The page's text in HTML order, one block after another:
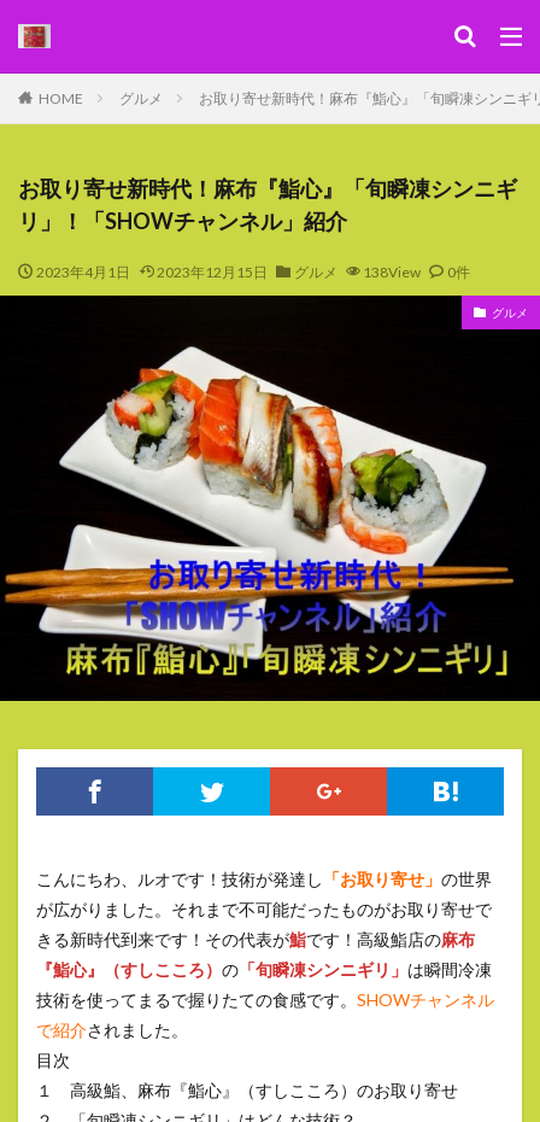
HOME グルメ お取り寄せ新時代！麻布『鮨心』「旬瞬凍シンニギ
お取り寄せ新時代！麻布『鮨心』「旬瞬凍シンニギ
リ」！「SHOWチャンネル」紹介
2023年4月1日 2023年12月15日 グルメ 138View 0件
グルメ
こんにちわ、ルオです！技術が発達し 「お取り寄せ」 の世界
が広がりました。それまで不可能だったものがお取り寄せで
きる新時代到来です！その代表が鮨です！高級鮨店の麻布
『鮨心』（すしこころ） の 「旬瞬凍シンニギリ」 は瞬間冷凍
技術を使ってまるで握りたての食感です。 SHOWチャンネル
で紹介されました。
目次
１ 高級鮨、麻布『鮨心』（すしこころ）のお取り寄せ
WEB デザイン SEO
カテゴリー